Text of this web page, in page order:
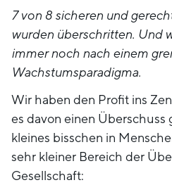
7 von 8 sicheren und
wurden überschritten. Und
immer noch nach einem
Wachstumsparadigma.
Wir haben den Profit ins
es davon einen Überschuss
kleines bisschen in
sehr kleiner Bereich der
Gesellschaft: